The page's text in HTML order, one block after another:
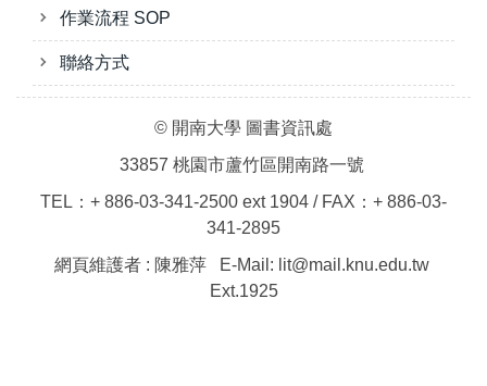
作業流程 SOP
聯絡方式
© 開南大學 圖書資訊處
33857 桃園市蘆竹區開南路一號
TEL：+ 886-03-341-2500 ext 1904 / FAX：+ 886-03-
341-2895
網頁維護者 : 陳雅萍 E-Mail: lit@mail.knu.edu.tw
Ext.1925